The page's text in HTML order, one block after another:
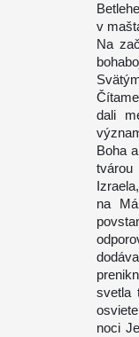
v
Na
dali
Boha
tvárou
na
svetla
noci